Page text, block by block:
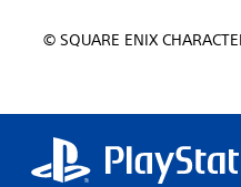
© SQUARE ENIX